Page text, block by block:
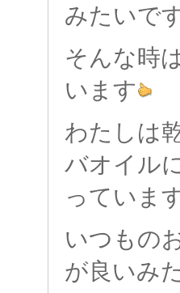
みたいで
そんな時
います
わたしは
バオイル
っていま
いつもの
が良いみ